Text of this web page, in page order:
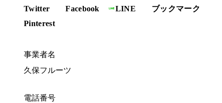
Twitter Facebook LINE
ブックマーク
Pinterest
事業者名
久保フルーツ
電話番号